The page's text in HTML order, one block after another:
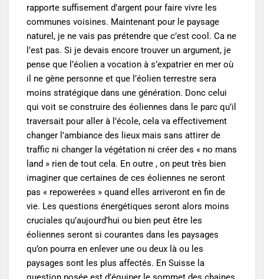
rapporte suffisement d’argent pour faire vivre les
communes voisines. Maintenant pour le paysage
naturel, je ne vais pas prétendre que c’est cool. Ca ne
l’est pas. Si je devais encore trouver un argument, je
pense que l’éolien a vocation à s’expatrier en mer où
il ne gène personne et que l’éolien terrestre sera
moins stratégique dans une génération. Donc celui
qui voit se construire des éoliennes dans le parc qu’il
traversait pour aller à l’école, cela va effectivement
changer l’ambiance des lieux mais sans attirer de
traffic ni changer la végétation ni créer des « no mans
land » rien de tout cela. En outre , on peut très bien
imaginer que certaines de ces éoliennes ne seront
pas « repowerées » quand elles arriveront en fin de
vie. Les questions énergétiques seront alors moins
cruciales qu’aujourd’hui ou bien peut être les
éoliennes seront si courantes dans les paysages
qu’on pourra en enlever une ou deux là ou les
paysages sont les plus affectés. En Suisse la